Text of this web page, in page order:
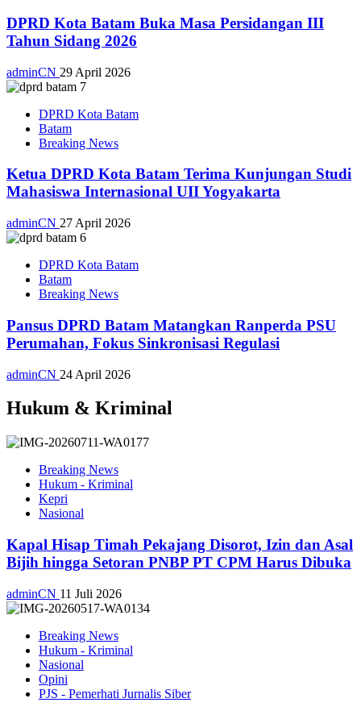
DPRD Kota Batam Buka Masa Persidangan III
Tahun Sidang 2026
adminCN 29 April 2026
DPRD Kota Batam
Batam
Breaking News
Ketua DPRD Kota Batam Terima Kunjungan Studi
Mahasiswa Internasional UII Yogyakarta
adminCN 27 April 2026
DPRD Kota Batam
Batam
Breaking News
Pansus DPRD Batam Matangkan Ranperda PSU
Perumahan, Fokus Sinkronisasi Regulasi
adminCN 24 April 2026
Hukum & Kriminal
Breaking News
Hukum - Kriminal
Kepri
Nasional
Kapal Hisap Timah Pekajang Disorot, Izin dan Asal
Bijih hingga Setoran PNBP PT CPM Harus Dibuka
adminCN 11 Juli 2026
Breaking News
Hukum - Kriminal
Nasional
Opini
PJS - Pemerhati Jurnalis Siber